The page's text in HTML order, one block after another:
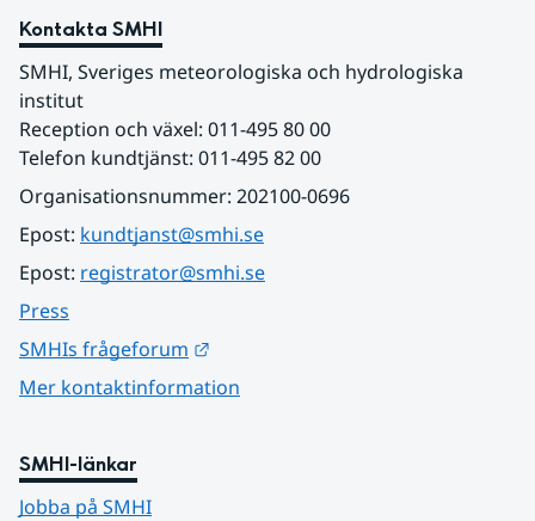
Kontakta SMHI
SMHI, Sveriges meteorologiska och hydrologiska
institut
Reception och växel: 011-495 80 00
Telefon kundtjänst: 011-495 82 00
Organisationsnummer: 202100-0696
Epost: kundtjanst@smhi.se
Epost: registrator@smhi.se
Press
SMHIs frågeforum
Mer kontaktinformation
SMHI-länkar
Jobba på SMHI